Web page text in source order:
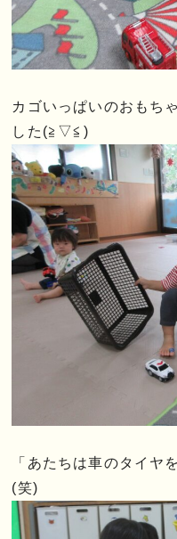
カゴいっぱいのおもち
した(≧▽≦)
「あたちは車のタイヤ
(笑)